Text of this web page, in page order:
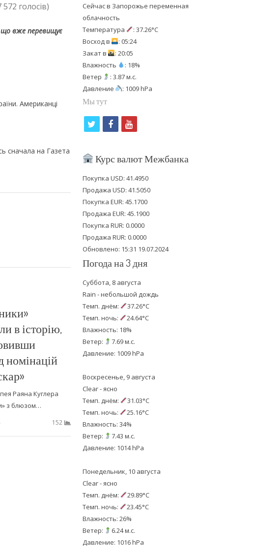
голосів)
що вже перевищує
Американці
сначала на Газета
в історію,
номінацій
Раяна Куглера
з блюзом…
152
Сейчас в Запорожье переменная
облачность
Температура
: 37.26°C
Восход в
: 05:24
Закат в
: 20:05
Влажность
: 18%
Ветер
: 3.87 м.с.
Давление
: 1009 hPa
Мы тут
i
t
e
r
f
c
b
o
o
k
y
u
u
b
e
Курс валют Межбанка
Покупка USD: 41.4950
Продажа USD: 41.5050
Покупка EUR: 45.1700
Продажа EUR: 45.1900
Покупка RUR: 0.0000
Продажа RUR: 0.0000
Обновлено: 15:31 19.07.2024
Погода на 3 дня
Суббота, 8 августа
Rain - небольшой дождь
Темп. днём:
37.26°C
Темп. ночь:
24.64°C
Влажность: 18%
Ветер:
7.69 м.с.
Давление: 1009 hPa
Воскресенье, 9 августа
Clear - ясно
Темп. днём:
31.03°C
Темп. ночь:
25.16°C
Влажность: 34%
Ветер:
7.43 м.с.
Давление: 1014 hPa
Понедельник, 10 августа
Clear - ясно
Темп. днём:
29.89°C
Темп. ночь:
23.45°C
Влажность: 26%
Ветер:
6.24 м.с.
Давление: 1016 hPa